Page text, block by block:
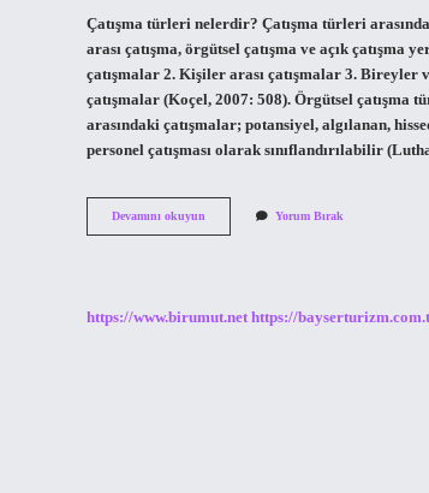
Çatışma türleri nelerdir? Çatışma türleri
arası çatışma, örgütsel çatışma ve açık
çatışmalar 2. Kişiler arası çatışmalar 3. Bireyler
çatışmalar (Koçel, 2007: 508). Örgütsel
arasındaki çatışmalar; potansiyel, algılanan,
personel çatışması olarak sınıflandırılabilir
Devamını okuyun
Çatışma
Yorum Bırak
https://www.birumut.net https://